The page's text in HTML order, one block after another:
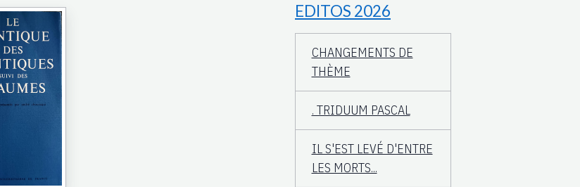
EDITOS 2026
CHANGEMENTS DE
THÈME
. TRIDUUM PASCAL
IL S'EST LEVÉ D'ENTRE
LES MORTS...